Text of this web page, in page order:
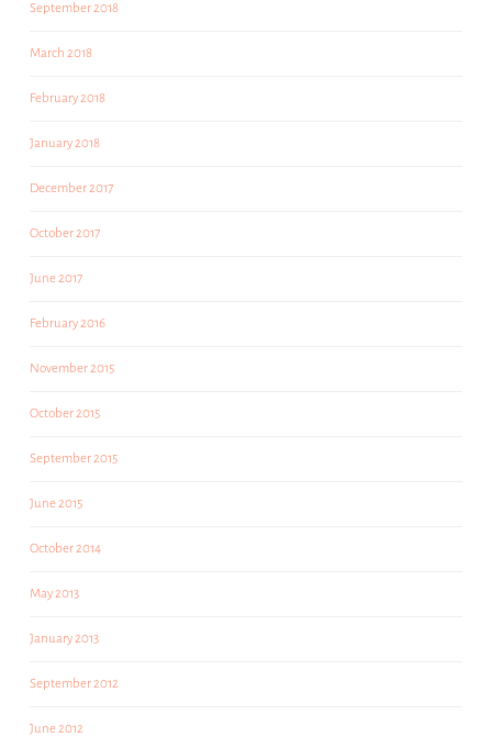
September 2018
March 2018
February 2018
January 2018
December 2017
October 2017
June 2017
February 2016
November 2015
October 2015
September 2015
June 2015
October 2014
May 2013
January 2013
September 2012
June 2012